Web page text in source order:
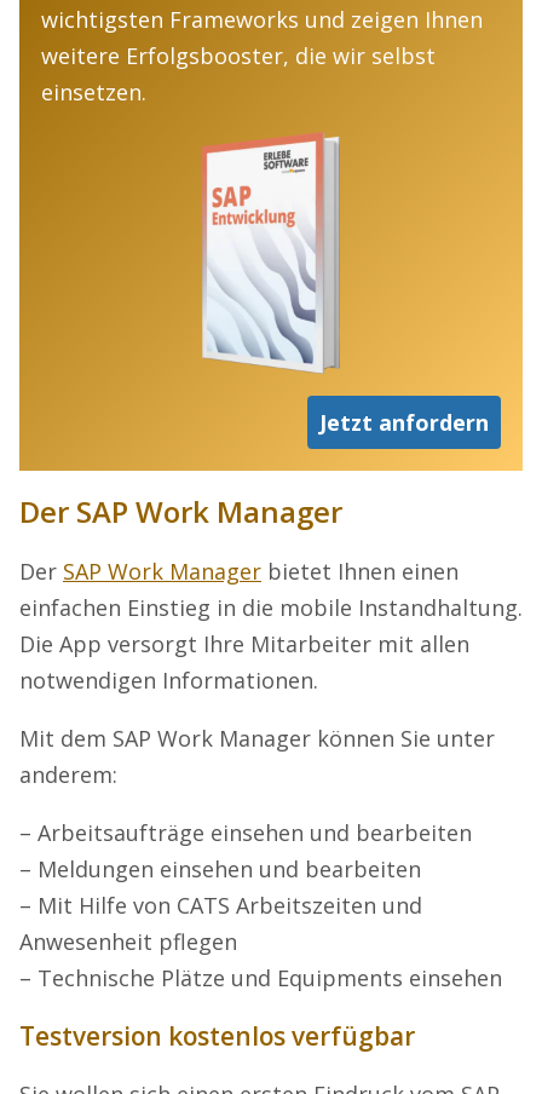
wichtigsten Frameworks und zeigen Ihnen
weitere Erfolgsbooster, die wir selbst
einsetzen.
Jetzt anfordern
Der SAP Work Manager
Der SAP Work Manager bietet Ihnen einen
einfachen Einstieg in die mobile Instandhaltung.
Die App versorgt Ihre Mitarbeiter mit allen
notwendigen Informationen.
Mit dem SAP Work Manager können Sie unter
anderem:
– Arbeitsaufträge einsehen und bearbeiten
– Meldungen einsehen und bearbeiten
– Mit Hilfe von CATS Arbeitszeiten und
Anwesenheit pflegen
– Technische Plätze und Equipments einsehen
Testversion kostenlos verfügbar